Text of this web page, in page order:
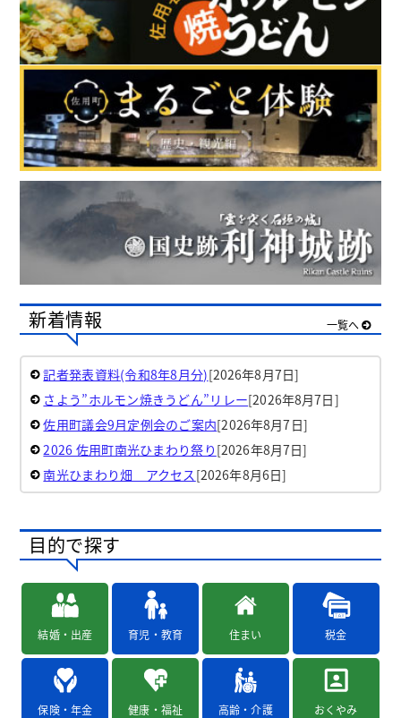
新着情報 一覧へ
記者発表資料(令和8年8月分)[2026年8月7日]
さよう”ホルモン焼きうどん”リレー[2026年8月7日]
佐用町議会9月定例会のご案内[2026年8月7日]
2026 佐用町南光ひまわり祭り [2026年8月7日]
南光ひまわり畑 アクセス [2026年8月6日]
目的で探す
結婚・出産 育児・教育 住まい 税金
保険・年金 健康・福祉 高齢・介護 おくやみ